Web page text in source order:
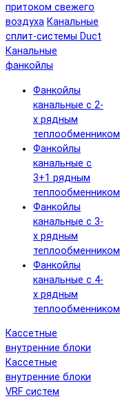
притоком свежего
воздуха Канальные
сплит-системы Duct
Канальные
фанкойлы
Фанкойлы
канальные с 2-
х рядным
теплообменником
Фанкойлы
канальные с
3+1 рядным
теплообменником
Фанкойлы
канальные с 3-
х рядным
теплообменником
Фанкойлы
канальные с 4-
х рядным
теплообменником
Кассетные
внутренние блоки
Кассетные
внутренние блоки
VRF систем